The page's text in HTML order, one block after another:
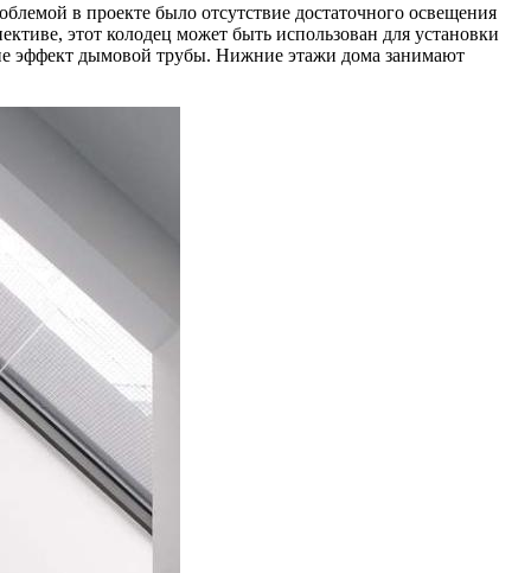
в проекте было отсутствие достаточного освещения
этот колодец может быть использован для установки
эффект дымовой трубы. Нижние этажи дома занимают